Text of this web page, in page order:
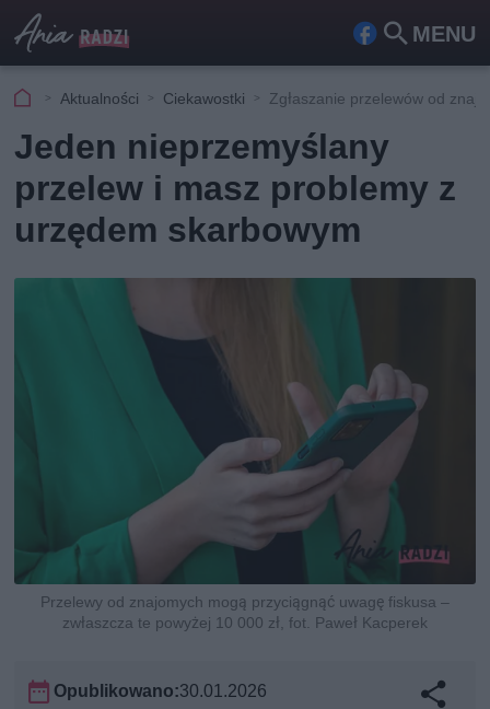
MENU
Fa
ook
Szu
kaj
Aktualności Ciekawostki Zgłaszanie przelewów od
Jeden nieprzemyślany
przelew i masz problemy z
urzędem skarbowym
Przelewy od znajomych mogą przyciągnąć uwagę fiskusa –
zwłaszcza te powyżej 10 000 zł, fot. Paweł Kacperek
Opublikowano:30.01.2026